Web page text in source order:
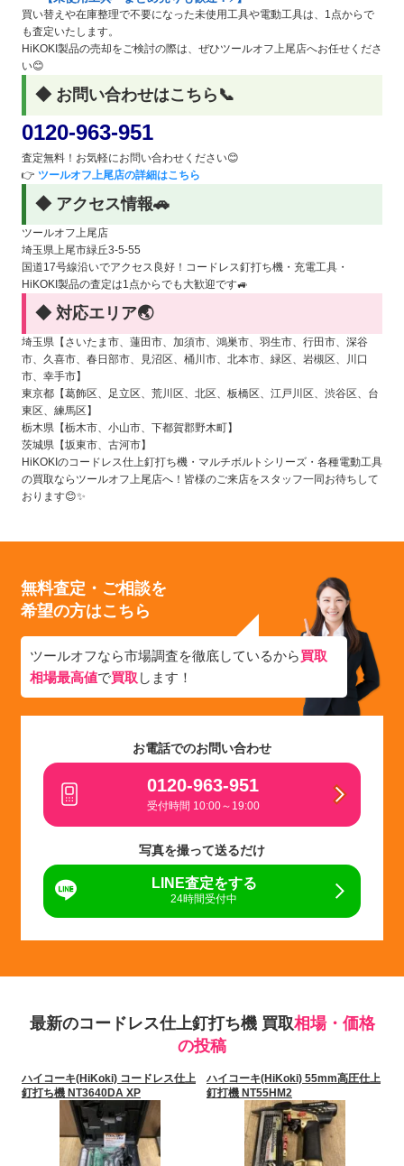
買い替えや在庫整理で不要になった未使用工具や電動工具は、1点からで
も査定いたします。
HiKOKI製品の売却をご検討の際は、ぜひツールオフ上尾店へお任せくださ
い😊
◆ お問い合わせはこちら📞
0120-963-951
査定無料！お気軽にお問い合わせください😊
👉 ツールオフ上尾店の詳細はこちら
◆ アクセス情報🚗
ツールオフ上尾店
埼玉県上尾市緑丘3-5-55
国道17号線沿いでアクセス良好！コードレス釘打ち機・充電工具・
HiKOKI製品の査定は1点からでも大歓迎です🚙
◆ 対応エリア🌏
埼玉県【さいたま市、蓮田市、加須市、鴻巣市、羽生市、行田市、深谷
市、久喜市、春日部市、見沼区、桶川市、北本市、緑区、岩槻区、川口
市、幸手市】
東京都【葛飾区、足立区、荒川区、北区、板橋区、江戸川区、渋谷区、台
東区、練馬区】
栃木県【栃木市、小山市、下都賀郡野木町】
茨城県【坂東市、古河市】
HiKOKIのコードレス仕上釘打ち機・マルチボルトシリーズ・各種電動工具
の買取ならツールオフ上尾店へ！皆様のご来店をスタッフ一同お待ちして
おります😊✨
無料査定・ご相談を
希望の方はこちら
ツールオフなら市場調査を徹底しているから買取
相場最高値で買取 します！
お電話でのお問い合わせ
0120-963-951
受付時間 10:00～19:00
写真を撮って送るだけ
LINE査定をする
24時間受付中
最新のコードレス仕上釘打ち機 買取相場・価格
の投稿
ハイコーキ(HiKoki) コードレス仕上
釘打ち機 NT3640DA XP
ハイコーキ(HiKoki) 55mm高圧仕上
釘打機 NT55HM2